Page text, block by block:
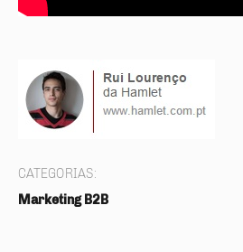
CATEGORIAS:
Marketing B2B